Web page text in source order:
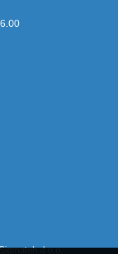
d.o.o.